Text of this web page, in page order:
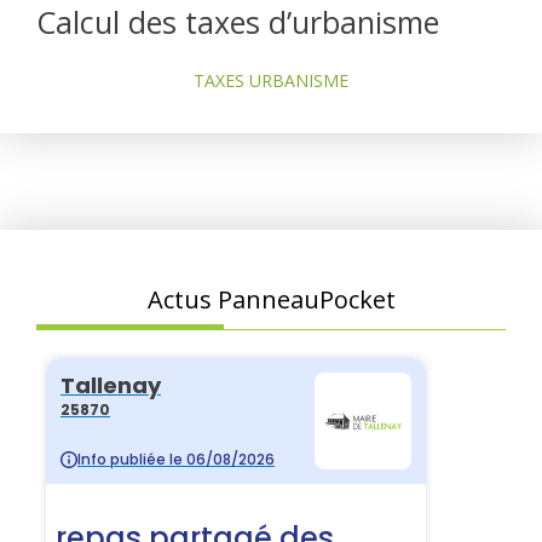
Calcul des taxes d’urbanisme
TAXES URBANISME
Actus PanneauPocket